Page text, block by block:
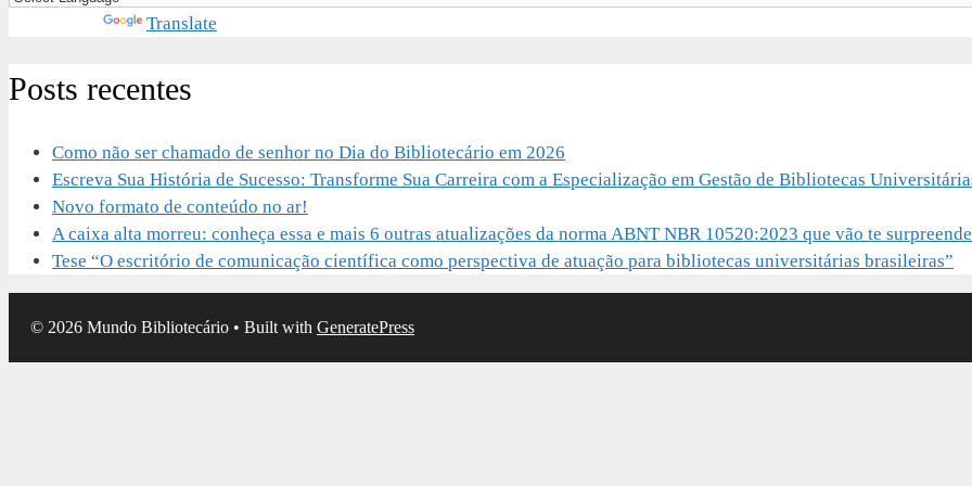
Translate
Posts recentes
Como não ser chamado de senhor no Dia do Bibliotecário em 2026
Escreva Sua História de Sucesso: Transforme Sua Carreira com a Especialização em Gestão de Bibliotecas
Novo formato de conteúdo no ar!
A caixa alta morreu: conheça essa e mais 6 outras atualizações da norma ABNT NBR 10520:2023 que vão te
Tese “O escritório de comunicação científica como perspectiva de atuação para bibliotecas universitárias brasileiras”
© 2026 Mundo Bibliotecário • Built with GeneratePress